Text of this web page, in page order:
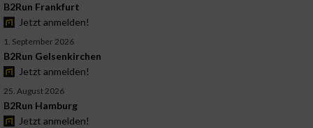
B2Run Frankfurt
Jetzt anmelden!
1. September 2026
B2Run Gelsenkirchen
Jetzt anmelden!
25. August 2026
B2Run Hamburg
Jetzt anmelden!